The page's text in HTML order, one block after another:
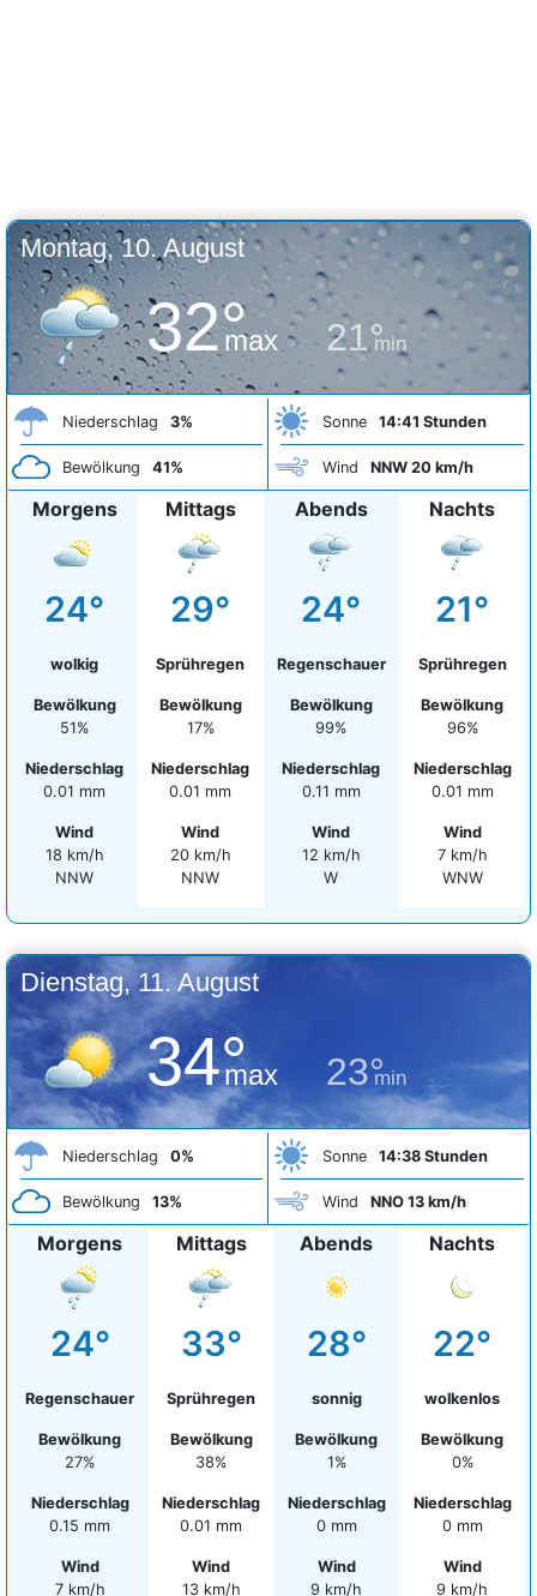
Montag, 10. August
32°
max 21°
min
Niederschlag 3%
Bewölkung 41%
Sonne 14:41 Stunden
Wind NNW 20 km/h
Morgens
24°
wolkig
Bewölkung
51%
Niederschlag
0.01 mm
Wind
18 km/h
NNW
Mittags
29°
Sprühregen
Bewölkung
17%
Niederschlag
0.01 mm
Wind
20 km/h
NNW
Abends
24°
Regenschauer
Bewölkung
99%
Niederschlag
0.11 mm
Wind
12 km/h
W
Nachts
21°
Sprühregen
Bewölkung
96%
Niederschlag
0.01 mm
Wind
7 km/h
WNW
Dienstag, 11. August
34°
max 23°
min
Niederschlag 0%
Bewölkung 13%
Sonne 14:38 Stunden
Wind NNO 13 km/h
Morgens
24°
Regenschauer
Bewölkung
27%
Niederschlag
0.15 mm
Wind
7 km/h
Mittags
33°
Sprühregen
Bewölkung
38%
Niederschlag
0.01 mm
Wind
13 km/h
Abends
28°
sonnig
Bewölkung
1%
Niederschlag
0 mm
Wind
9 km/h
Nachts
22°
wolkenlos
Bewölkung
0%
Niederschlag
0 mm
Wind
9 km/h